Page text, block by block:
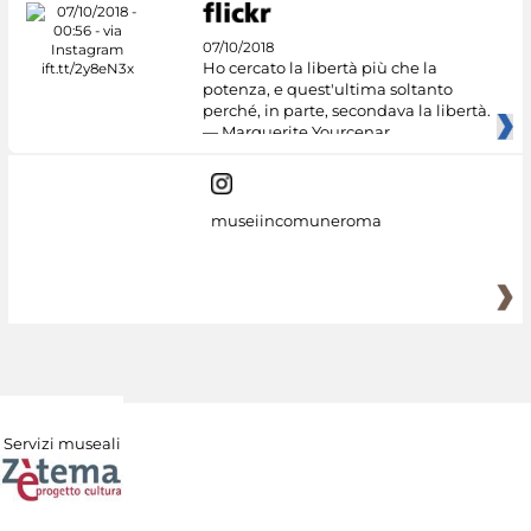
07/10/2018
Ho cercato la libertà più che la
potenza, e quest'ultima soltanto
perché, in parte, secondava la libertà.
— Marguerite Yourcenar
museiincomuneroma
Servizi museali